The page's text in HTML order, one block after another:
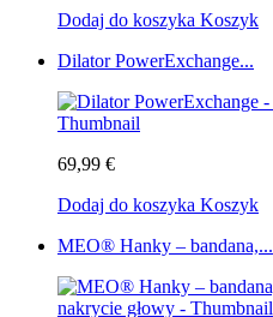
Dodaj do koszyka Koszyk
Dilator PowerExchange...
69,99 €
Dodaj do koszyka Koszyk
MEO® Hanky – bandana,...